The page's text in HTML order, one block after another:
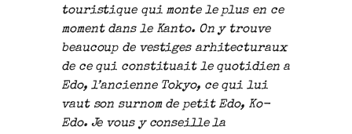
touristique qui monte le plus en ce
moment dans le Kanto. On y trouve
beaucoup de vestiges arhitecturaux
de ce qui constituait le quotidien a
Edo, l’ancienne Tokyo, ce qui lui
vaut son surnom de petit Edo, Ko-
Edo. Je vous y conseille la